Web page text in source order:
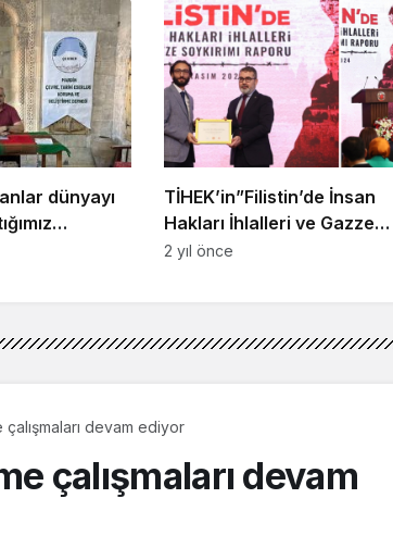
dünyayı
TİHEK’in”Filistin’de İnsan
Hakları İhlalleri ve Gazze
Soykırımı Raporu” kamuoyu
2 yıl önce
çalışmaları devam ediyor
çalışmaları devam